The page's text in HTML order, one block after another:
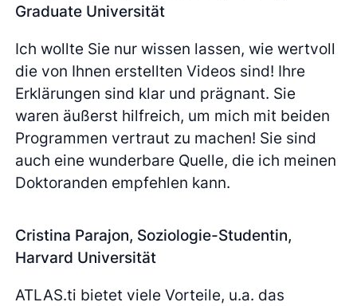
Graduate Universität
Ich wollte Sie nur wissen lassen, wie wertvoll
die von Ihnen erstellten Videos sind! Ihre
Erklärungen sind klar und prägnant. Sie
waren äußerst hilfreich, um mich mit beiden
Programmen vertraut zu machen! Sie sind
auch eine wunderbare Quelle, die ich meinen
Doktoranden empfehlen kann.
Cristina Parajon, Soziologie-Studentin,
Harvard Universität
ATLAS.ti bietet viele Vorteile, u.a. das